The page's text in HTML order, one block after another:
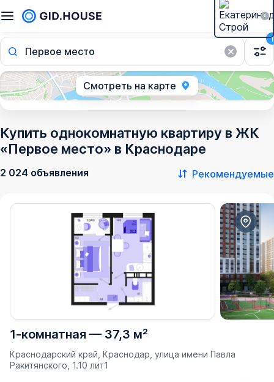
Первое место
1
Смотреть на карте
Купить однокомнатную квартиру в ЖК
«Первое место» в Краснодаре
2 024 объявления Рекомендуемые
1-комнатная — 37,3 м²
Краснодарский край, Краснодар, улица имени Павла
Ракитянского, 1.10 лит1